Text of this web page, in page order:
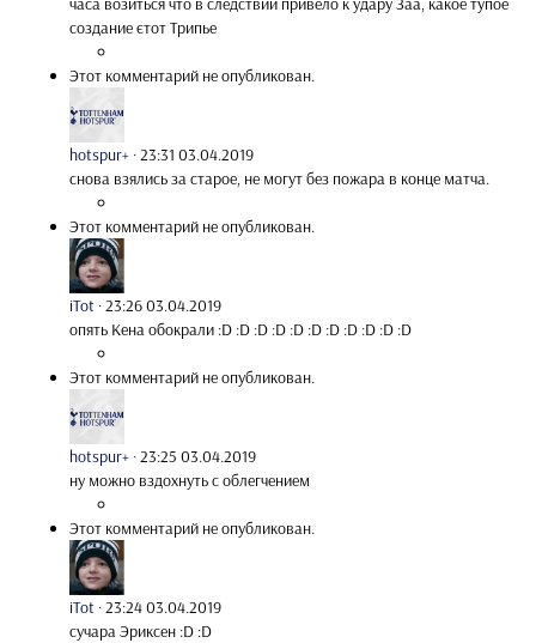
создание єтот Трипье
Этот комментарий не опубликован.
hotspur+ ·23:31 03.04.2019
снова взялись за старое, не могут без пожара в конце матча.
Этот комментарий не опубликован.
iTot ·23:26 03.04.2019
опять Кена обокрали :D :D :D :D :D :D :D :D :D :D :D
Этот комментарий не опубликован.
hotspur+ ·23:25 03.04.2019
ну можно вздохнуть с облегчением
Этот комментарий не опубликован.
iTot ·23:24 03.04.2019
сучара Эриксен :D :D